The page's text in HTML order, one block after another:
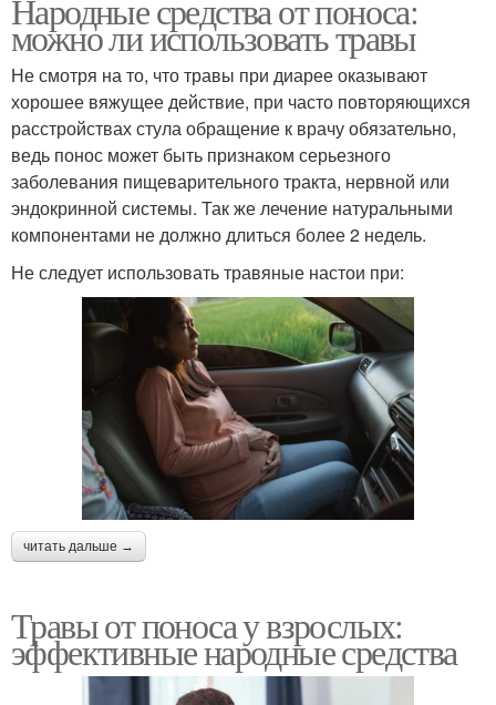
Народные средства от поноса:
можно ли использовать травы
Не смотря на то, что травы при диарее оказывают
хорошее вяжущее действие, при часто повторяющихся
расстройствах стула обращение к врачу обязательно,
ведь понос может быть признаком серьезного
заболевания пищеварительного тракта, нервной или
эндокринной системы. Так же лечение натуральными
компонентами не должно длиться более 2 недель.
Не следует использовать травяные настои при:
читать дальше →
Травы от поноса у взрослых:
эффективные народные средства